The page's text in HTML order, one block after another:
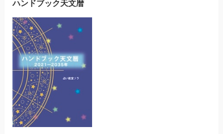
ハンドブック天文暦